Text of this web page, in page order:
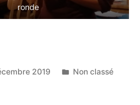
ronde
2019
Posted
Non classé